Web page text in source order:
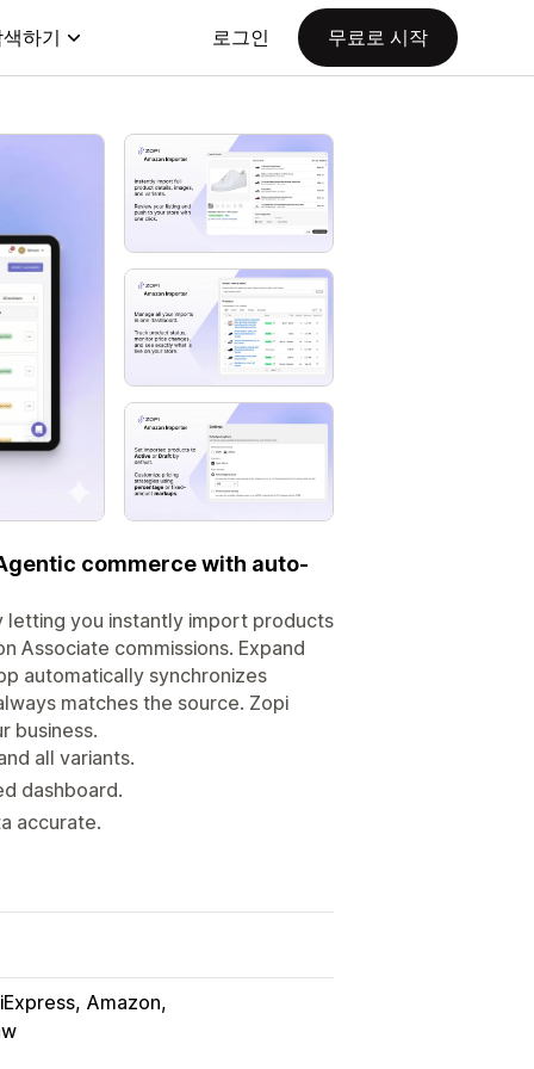
하기 로그인 무료로 시작
commerce with auto-
letting you instantly import products
Associate commissions. Expand
automatically synchronizes
matches the source. Zopi
business.
all variants.
dashboard.
accurate.
Amazon